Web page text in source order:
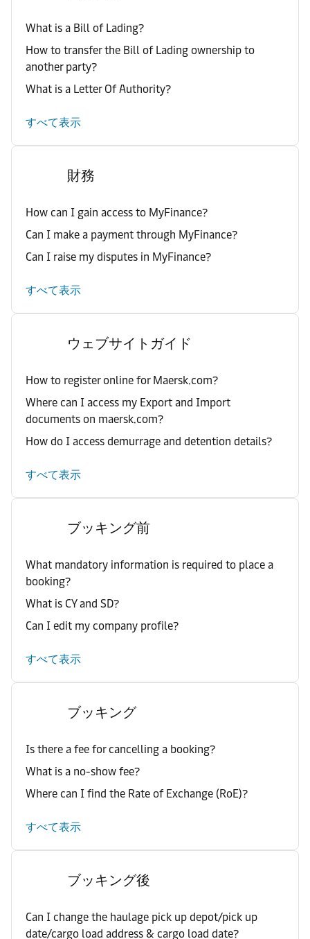
What is a Bill of Lading?
How to transfer the Bill of Lading ownership to
another party?
What is a Letter Of Authority?
すべて表示
財務
How can I gain access to MyFinance?
Can I make a payment through MyFinance?
Can I raise my disputes in MyFinance?
すべて表示
ウェブサイトガイド
How to register online for Maersk.com?
Where can I access my Export and Import
documents on maersk.com?
How do I access demurrage and detention details?
すべて表示
ブッキング前
What mandatory information is required to place a
booking?
What is CY and SD?
Can I edit my company profile?
すべて表示
ブッキング
Is there a fee for cancelling a booking?
What is a no-show fee?
Where can I find the Rate of Exchange (RoE)?
すべて表示
ブッキング後
Can I change the haulage pick up depot/pick up
date/cargo load address & cargo load date?